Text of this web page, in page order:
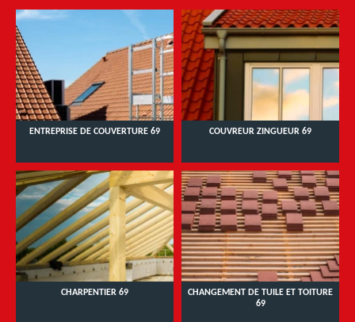
ENTREPRISE DE COUVERTURE 69 COUVREUR ZINGUEUR 69
CHARPENTIER 69
CHANGEMENT DE TUILE ET TOITURE
69